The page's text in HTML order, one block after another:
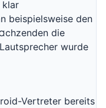
klar
beispielsweise den
die
wurde
Vertreter bereits